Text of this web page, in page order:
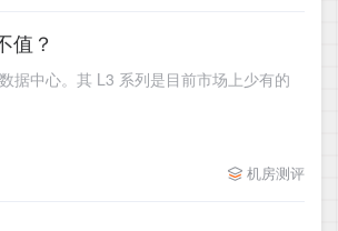
值？
据中心。其 L3 系列是目前市场上少有的
机房测评